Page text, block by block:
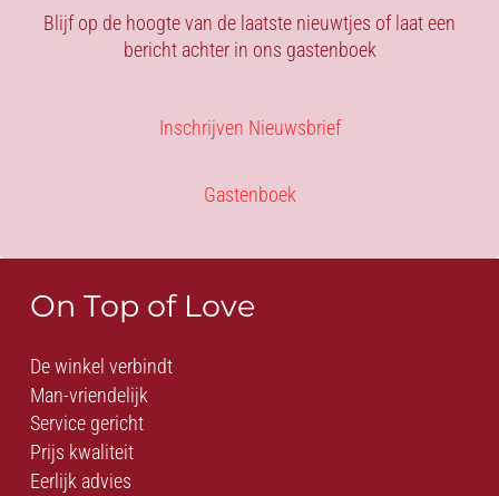
Blijf op de hoogte van de laatste nieuwtjes of laat een
bericht achter in ons gastenboek
Inschrijven Nieuwsbrief
Gastenboek
On Top of Love
De winkel verbindt
Man-vriendelijk
Service gericht
Prijs kwaliteit
Eerlijk advies